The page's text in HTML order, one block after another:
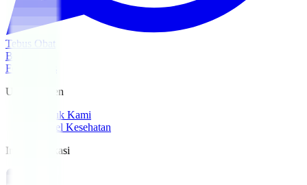
Tebus Obat
Beranda
For Patients
Untuk Pasien
Produk Kami
Artikel Kesehatan
Install Aplikasi